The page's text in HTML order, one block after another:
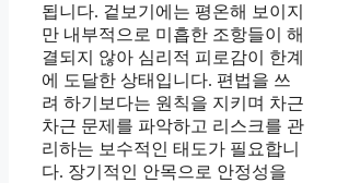
됩니다. 겉보기에는 평온해 보이지
만 내부적으로 미흡한 조항들이 해
결되지 않아 심리적 피로감이 한계
에 도달한 상태입니다. 편법을 쓰
려 하기보다는 원칙을 지키며 차근
차근 문제를 파악하고 리스크를 관
리하는 보수적인 태도가 필요합니
다. 장기적인 안목으로 안정성을